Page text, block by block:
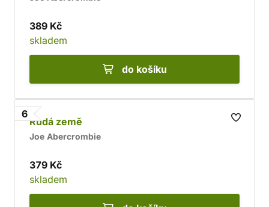
389 Kč
skladem
do košíku
6
Rudá země
Joe Abercrombie
379 Kč
skladem